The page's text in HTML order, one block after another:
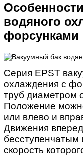
водяного
форсунками
Серия EPST
охлаждения с
труб диаметром
Положение
или влево и
Движения
бесступенчатым
скорость